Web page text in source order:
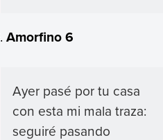
Amorfino 6
Ayer pasé por tu casa
con esta mi mala traza:
seguiré pasando